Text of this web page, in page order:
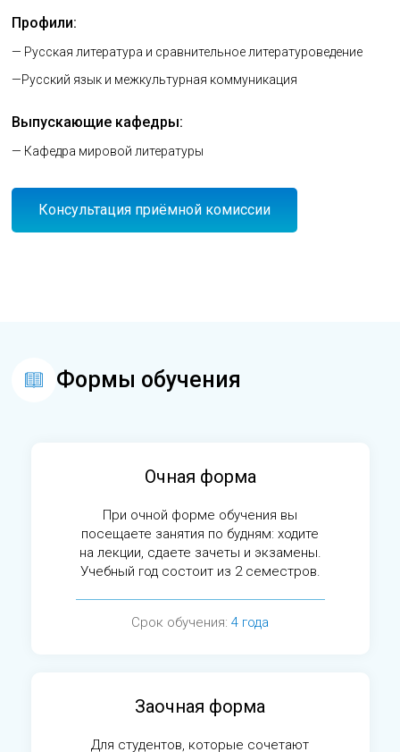
Профили:
— Русская литература и сравнительное литературоведение
—Русский язык и межкультурная коммуникация
Выпускающие кафедры:
— Кафедра мировой литературы
Консультация приёмной комиссии
Формы обучения
Очная форма
При очной форме обучения вы
посещаете занятия по будням: ходите
на лекции, сдаете зачеты и экзамены.
Учебный год состоит из 2 семестров.
Срок обучения: 4 года
Заочная форма
Для студентов, которые сочетают